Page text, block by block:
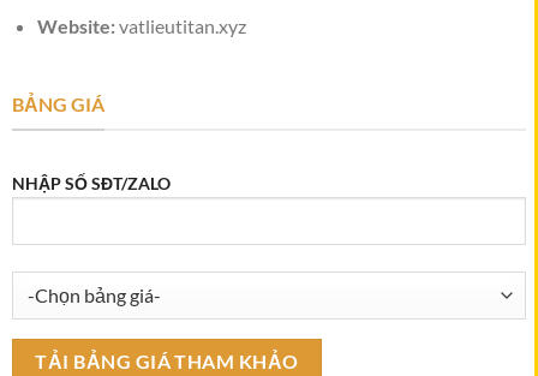
Website:vatlieutitan.xyz
BẢNG GIÁ
NHẬP SỐ SĐT/ZALO